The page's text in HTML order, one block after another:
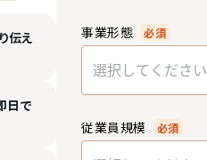
伝え
日で
事業形態 必須
選択してください
従業員規模 必須